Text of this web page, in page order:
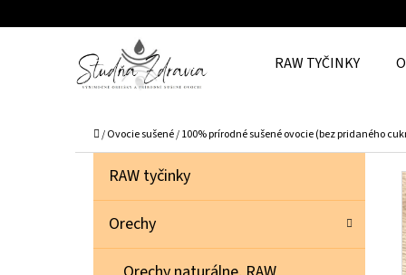
RAW TYČINKY
Domov
/Ovocie sušené/100% prírodné sušené ovocie (bez pridaného
Preskočiť
kategórie
K
T
G
RAW tyčinky
Orechy